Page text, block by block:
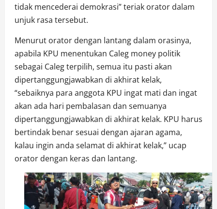
tidak mencederai demokrasi” teriak orator dalam
unjuk rasa tersebut.
Menurut orator dengan lantang dalam orasinya,
apabila KPU menentukan Caleg money politik
sebagai Caleg terpilih, semua itu pasti akan
dipertanggungjawabkan di akhirat kelak,
“sebaiknya para anggota KPU ingat mati dan ingat
akan ada hari pembalasan dan semuanya
dipertanggungjawabkan di akhirat kelak. KPU harus
bertindak benar sesuai dengan ajaran agama,
kalau ingin anda selamat di akhirat kelak,” ucap
orator dengan keras dan lantang.